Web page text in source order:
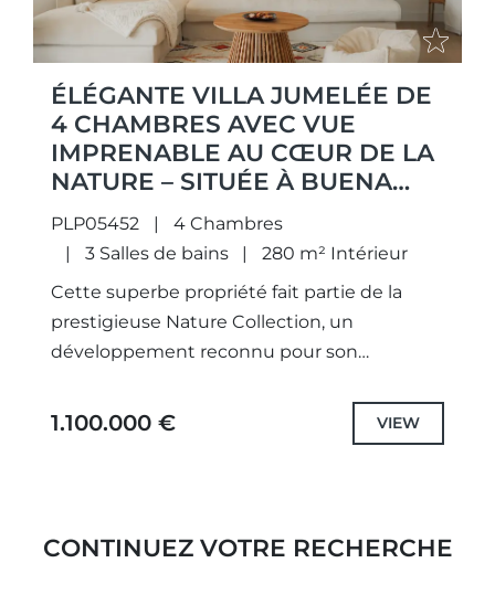
ÉLÉGANTE VILLA JUMELÉE DE
4 CHAMBRES AVEC VUE
IMPRENABLE AU CŒUR DE LA
NATURE – SITUÉE À BUENA
VISTA
PLP05452
4 Chambres
3 Salles de bains
280 m² Intérieur
Cette superbe propriété fait partie de la
prestigieuse Nature Collection, un
développement reconnu pour son
vivre raffiné. Cette charmante villa jumelée
1.100.000 € VIEW
CONTINUEZ VOTRE RECHERCHE